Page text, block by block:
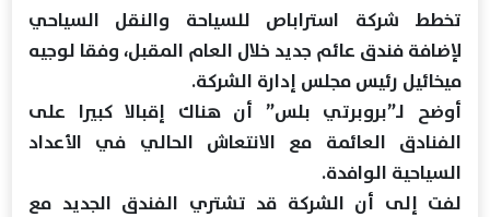
تخطط شركة استراباص للسياحة والنقل السياحي
لإضافة فندق عائم جديد خلال العام المقبل، وفقا لوجيه
ميخائيل رئيس مجلس إدارة الشركة.
أوضح لـ”بروبرتي بلس” أن هناك إقبالا كبيرا على
الفنادق العائمة مع الانتعاش الحالي في الأعداد
السياحية الوافدة.
لفت إلى أن الشركة قد تشتري الفندق الجديد مع